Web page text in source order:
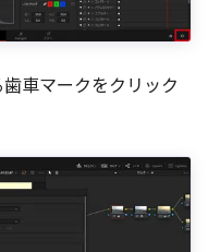
車マークをクリック